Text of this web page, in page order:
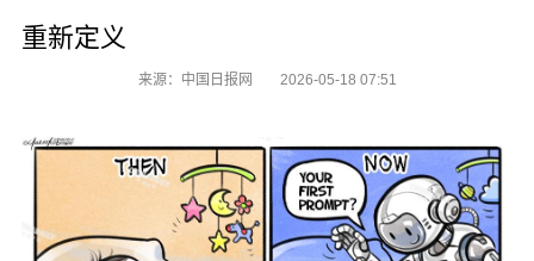
重新定义
来源：中国日报网 2026-05-18 07:51